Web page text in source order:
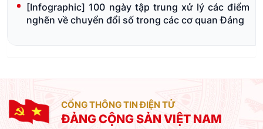
[Infographic] 100 ngày tập trung xử lý các điểm
nghẽn về chuyển đổi số trong các cơ quan Đảng
CỔNG THÔNG TIN ĐIỆN TỬ
ĐẢNG CỘNG SẢN VIỆT NAM